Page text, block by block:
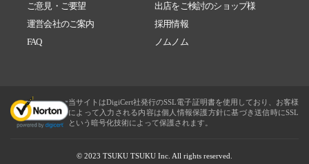
ご意見・ご要望
出店をご検討のショップ様
運営会社のご案内
採用情報
FAQ
ノムノム
当サイトはDigiCert社発行のSSL電子証明書を使用しており、お客様
によって入力される内容は個人情報保護方針に基づき送信時にSSL
という暗号化技術によって保護されます。
© 2023 TSUKU TSUKU Inc. All rights reserved.